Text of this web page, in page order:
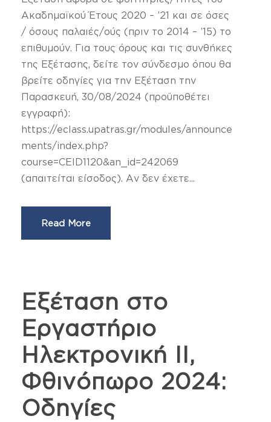
Ακαδημαϊκού Έτους 2020 – ’21 και σε όσες
/ όσους παλαιές/ούς (πριν το 2014 – ’15) το
επιθυμούν. Για τους όρους και τις συνθήκες
της Εξέτασης, δείτε τον σύνδεσμο όπου θα
βρείτε οδηγίες για την Εξέταση την
Παρασκευή, 30/08/2024 (προϋποθέτει
εγγραφή):
https://eclass.upatras.gr/modules/announce
ments/index.php?
course=CEID1120&an_id=242069
(απαιτείται είσοδος). Αν δεν έχετε...
Read More
Εξέταση στο
Εργαστήριο
Ηλεκτρονική II,
Φθινόπωρο 2024:
Οδηγίες